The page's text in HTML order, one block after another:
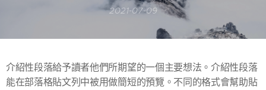
2021-07-09
介紹性段落給予讀者他們所期望的一個主要想法。介紹性段落
能在部落格貼文列中被用做簡短的預覽。不同的格式會幫助貼